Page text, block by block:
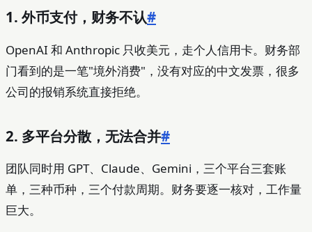
1. 外币支付，财务不认#
OpenAI 和 Anthropic 只收美元，走个人信用卡。财务部
门看到的是一笔"境外消费"，没有对应的中文发票，很多
公司的报销系统直接拒绝。
2. 多平台分散，无法合并#
团队同时用 GPT、Claude、Gemini，三个平台三套账
单，三种币种，三个付款周期。财务要逐一核对，工作量
巨大。